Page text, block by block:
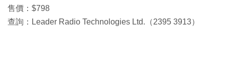
售價：$798
查詢：Leader Radio Technologies Ltd.（2395 3913）